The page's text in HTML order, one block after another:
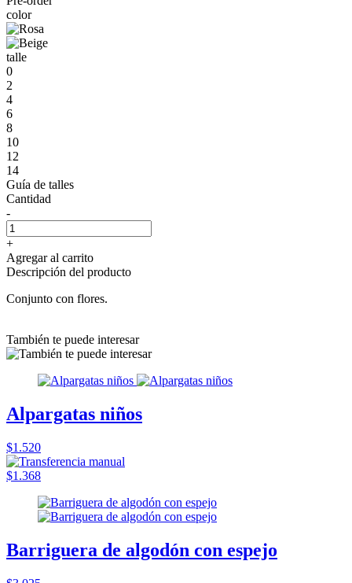
color
talle
0
2
4
6
8
10
12
14
Guía de talles
Cantidad
-
+
Agregar al carrito
Descripción del producto
Conjunto con flores.
También te puede interesar
Alpargatas niños
$1.520
$1.368
Barriguera de algodón con espejo